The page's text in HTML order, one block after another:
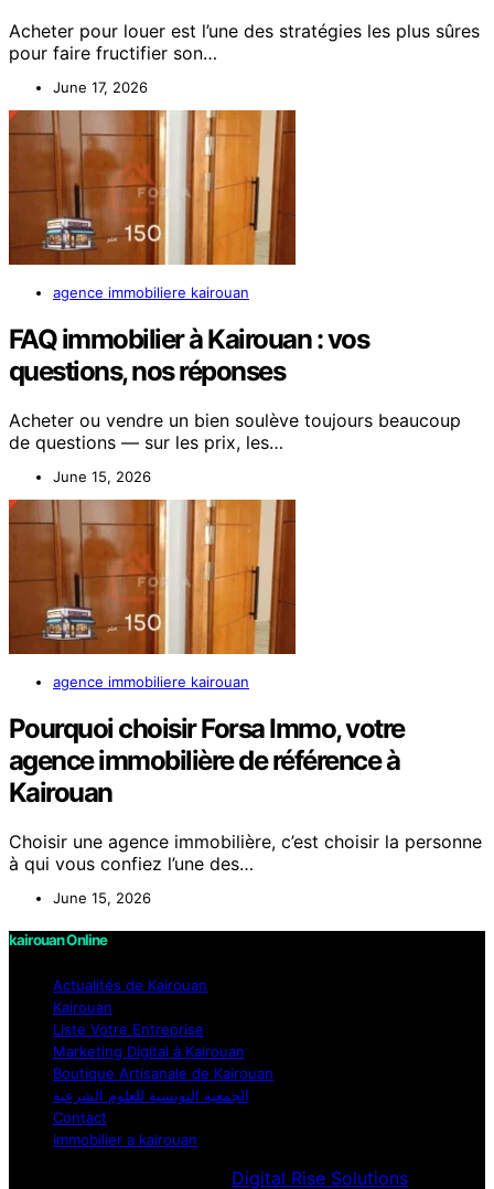
Acheter pour louer est l’une des stratégies les plus sûres
pour faire fructifier son…
June 17, 2026
agence immobiliere kairouan
FAQ immobilier à Kairouan : vos
questions, nos réponses
Acheter ou vendre un bien soulève toujours beaucoup
de questions — sur les prix, les…
June 15, 2026
agence immobiliere kairouan
Pourquoi choisir Forsa Immo, votre
agence immobilière de référence à
Kairouan
Choisir une agence immobilière, c’est choisir la personne
à qui vous confiez l’une des…
June 15, 2026
kairouan Online
Actualités de Kairouan
Kairouan
Liste Votre Entreprise
Marketing Digital à Kairouan
Boutique Artisanale de Kairouan
الجمعية التونسية للعلوم الشرعية
Contact
immobilier a kairouan
Digital Rise Solutions